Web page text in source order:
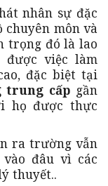
nhân sự đặc
môn và
trọng đó là lao
việc làm
đặc biệt tại
trung cấp gần
họ được thực
ra trường vẫn
đâu vì các
thuyết..